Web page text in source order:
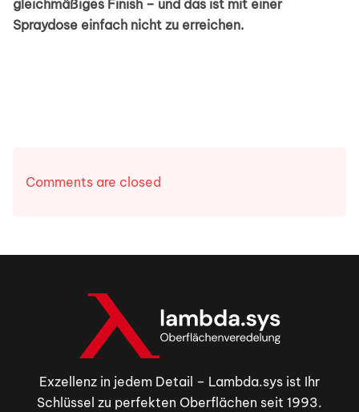
gleichmäßiges Finish – und das ist mit einer
Spraydose einfach nicht zu erreichen.
Comments are closed
Exzellenz in jedem Detail – Lambda.sys ist Ihr
Schlüssel zu perfekten Oberflächen seit 1993.